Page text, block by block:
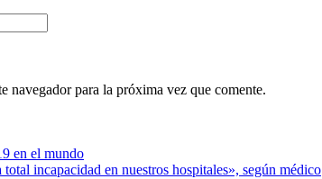
navegador para la próxima vez que comente.
en el mundo
incapacidad en nuestros hospitales», según médico